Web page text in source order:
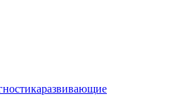
развивающие